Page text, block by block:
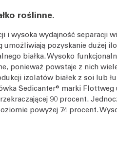
roślinne.
i wysoka wydajność separacji
umożliwiają pozyskanie dużej
białka. Wysoko
ponieważ powstaje z nich
izolatów białek z soi lub
Sedicanter® marki Flottweg
90 procent.
powyżej 74 procent.